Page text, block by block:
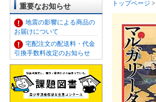
重要なお知らせ
地震の影響による商品の
お届けについて
宅配注文の配送料・代金
引換手数料改定のお知らせ
トップページ >